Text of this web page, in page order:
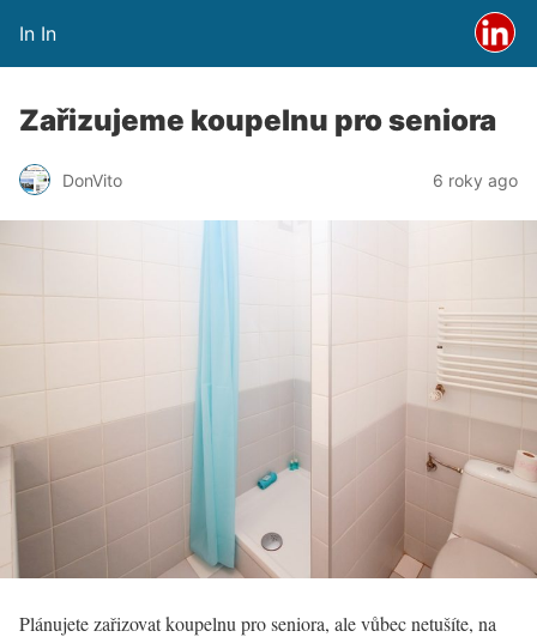
In In
Zařizujeme koupelnu pro seniora
DonVito 6 roky ago
Plánujete zařizovat koupelnu pro seniora, ale vůbec netušíte, na